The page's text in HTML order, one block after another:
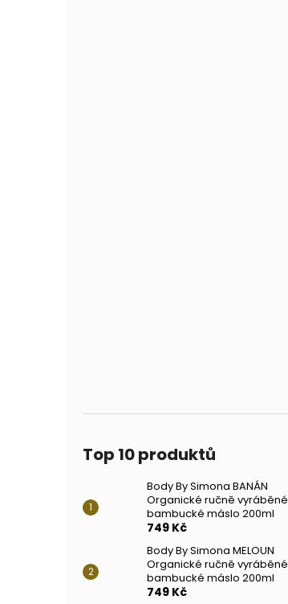
Top 10 produktů
Body By Simona BANÁN
Organické ručně vyráběné
bambucké máslo 200ml
749 Kč
Body By Simona MELOUN
Organické ručně vyráběné
bambucké máslo 200ml
749 Kč